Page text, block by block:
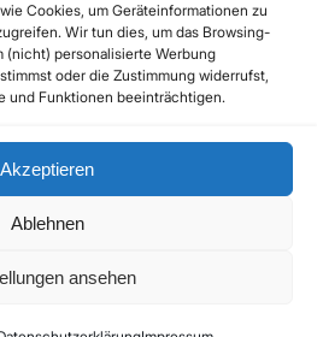
Cookies, um Geräteinformationen zu
Wir tun dies, um das Browsing-
(nicht) personalisierte Werbung
oder die Zustimmung widerrufst,
und Funktionen beeinträchtigen.
Akzeptieren
Ablehnen
ansehen
eine kleine Provision für qualifizierte Käufe